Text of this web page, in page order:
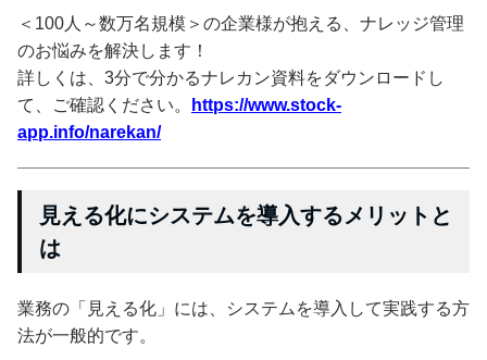
＜100人～数万名規模＞の企業様が抱える、ナレッジ管理
のお悩みを解決します！
詳しくは、3分で分かるナレカン資料をダウンロードし
て、ご確認ください。
https://www.stock-
app.info/narekan/
見える化にシステムを導入するメリットと
は
業務の「見える化」には、システムを導入して実践する方
法が一般的です。